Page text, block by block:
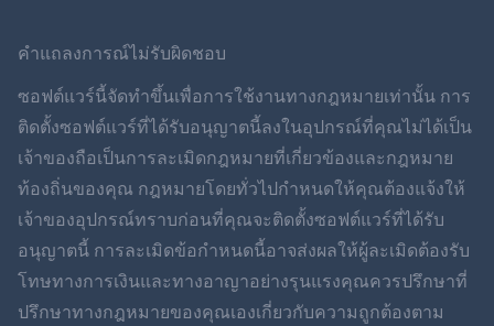
ภาษาไทย
Dansk
ฮินดี
คำแถลงการณ์ไม่รับผิดชอบ
ซอฟต์แวร์นี้จัดทำขึ้นเพื่อการใช้งานทางกฎหมายเท่านั้น การ
ติดตั้งซอฟต์แวร์ที่ได้รับอนุญาตนี้ลงในอุปกรณ์ที่คุณไม่ได้เป็น
เจ้าของถือเป็นการละเมิดกฎหมายที่เกี่ยวข้องและกฎหมาย
ท้องถิ่นของคุณ กฎหมายโดยทั่วไปกำหนดให้คุณต้องแจ้งให้
เจ้าของอุปกรณ์ทราบก่อนที่คุณจะติดตั้งซอฟต์แวร์ที่ได้รับ
อนุญาตนี้ การละเมิดข้อกำหนดนี้อาจส่งผลให้ผู้ละเมิดต้องรับ
โทษทางการเงินและทางอาญาอย่างรุนแรงคุณควรปรึกษาที่
ปรึกษาทางกฎหมายของคุณเองเกี่ยวกับความถูกต้องตาม